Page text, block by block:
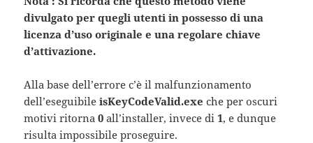
divulgato per quegli utenti in possesso di una
licenza d’uso originale e una regolare chiave
d’attivazione.
Alla base dell’errore c’è il malfunzionamento
dell’eseguibileisKeyCodeValid.exe che per oscuri
motivi ritorna0 all’installer, invece di1, e dunque
risulta impossibile proseguire.